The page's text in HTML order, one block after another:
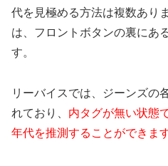
代を見極める方法は複数あり
は、フロントボタンの裏にあ
す。
リーバイスでは、ジーンズの
れており、 内タグが無い状態
年代を推測することができます